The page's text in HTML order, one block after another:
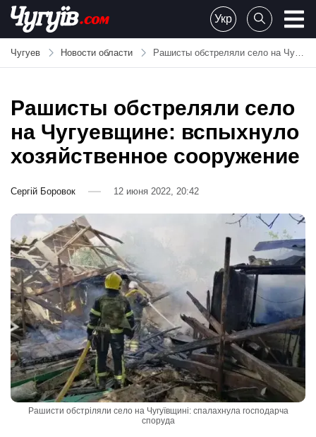
Skip
content
Chuguiv
Укр
Чугуев Новости области Рашисты обстреляли село на Чугуевщине: вспыхнуло хозяйственное сооружение
Рашисты обстреляли село
на Чугуевщине: вспыхнуло
хозяйственное сооружение
Сергій Боровок 12 июня 2022, 20:42
Рашисти обстріляли село на Чугуївщині: спалахнула господарча
споруда